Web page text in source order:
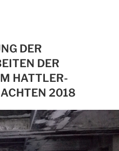
DER
DER
HATTLER-
2018